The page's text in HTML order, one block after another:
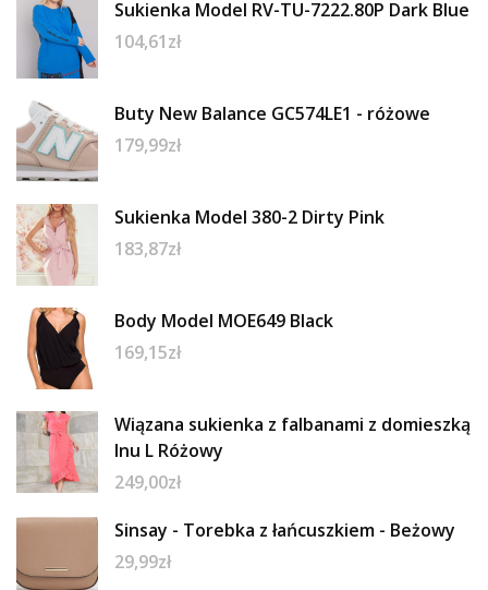
Sukienka Model RV-TU-7222.80P Dark Blue
104,61zł
Buty New Balance GC574LE1 - różowe
179,99zł
Sukienka Model 380-2 Dirty Pink
183,87zł
Body Model MOE649 Black
169,15zł
Wiązana sukienka z falbanami z domieszką
lnu L Różowy
249,00zł
Sinsay - Torebka z łańcuszkiem - Beżowy
29,99zł